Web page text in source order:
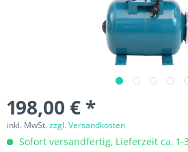
198,00 € *
inkl. MwSt.zzgl. Versandkosten
Sofort versandfertig, Lieferzeit ca. 1-